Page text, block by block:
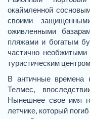
окаймленной
своими
оживленными
пляжами и богатым
частично
туристическим центром.
В античные времена
Телмес,
Нынешнее свое имя
летчике, который